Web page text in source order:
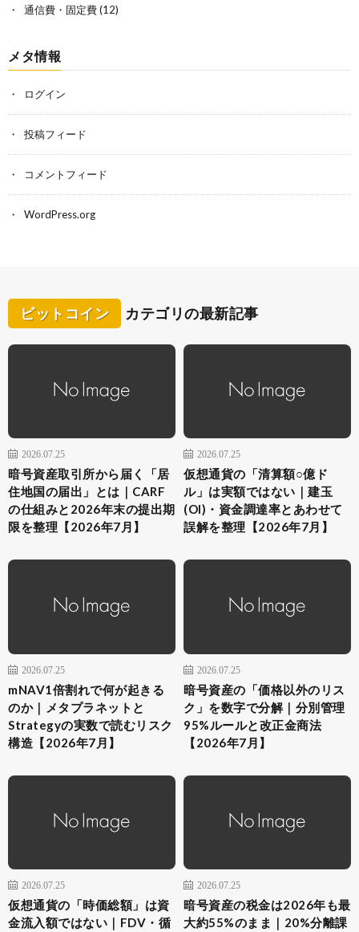
通信費・固定費(12)
メタ情報
ログイン
投稿フィード
コメントフィード
WordPress.org
ビットコイン カテゴリの最新記事
2026.07.25
暗号資産取引所から届く「居
住地国の届出」とは｜CARF
の仕組みと2026年末の提出期
限を整理【2026年7月】
2026.07.25
仮想通貨の「清算額○億ド
ル」は実額ではない｜建玉
(OI)・資金調達率とあわせて
誤解を整理【2026年7月】
2026.07.25
mNAV1倍割れで何が起きる
のか｜メタプラネットと
Strategyの実数で読むリスク
構造【2026年7月】
2026.07.25
暗号資産の「価格以外のリス
ク」を数字で分解｜分別管理
95%ルールと改正金商法
【2026年7月】
2026.07.25
仮想通貨の「時価総額」は資
金流入額ではない｜FDV・循
2026.07.25
暗号資産の税金は2026年も最
大約55%のまま｜20%分離課